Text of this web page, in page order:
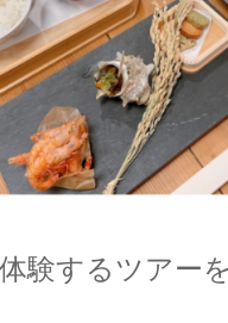
験するツアー